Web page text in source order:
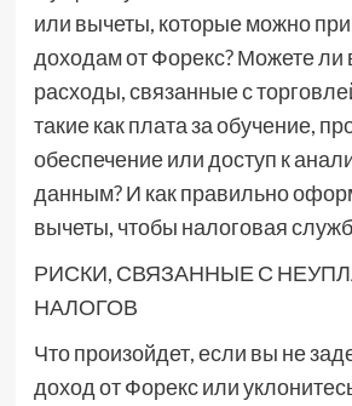
или вычеты, которые можно
доходам от Форекс? Можете ли
расходы, связанные с
такие как плата за обучение,
обеспечение или доступ к
данным? И как правильно
вычеты, чтобы налоговая
РИСКИ, СВЯЗАННЫЕ С
НАЛОГОВ
Что произойдет, если вы не
доход от Форекс или